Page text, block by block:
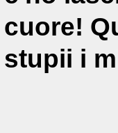
cuore!
stupii i